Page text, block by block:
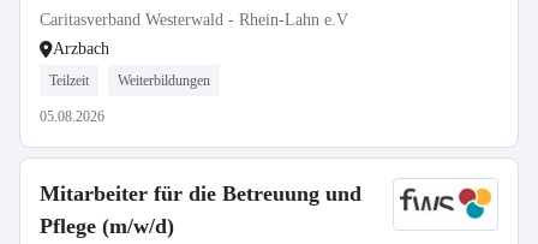
Caritasverband Westerwald - Rhein-Lahn e.V
Arzbach
Teilzeit Weiterbildungen
05.08.2026
Mitarbeiter für die Betreuung und
Pflege (m/w/d)